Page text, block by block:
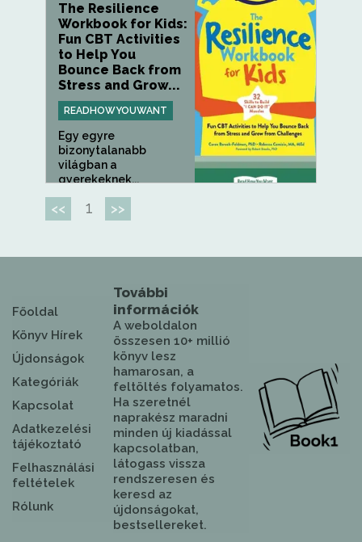
The Resilience
Workbook for Kids:
Fun CBT Activities
to Help You
Bounce Back from
Stress and Grow...
READHOWYOUWANT
Egy egyre
bizonytalanabb
világban a
gyerekeknek...
<< 1 >>
Főoldal
Könyv Hírek
Újdonságok
Kategóriák
Kapcsolat
Adatkezelési
tájékoztató
Felhasználási
feltételek
Rólunk
További
információk
A weboldalon
összesen 10+ millió
könyv lesz
hamarosan, a
feltöltés folyamatos.
Ha szeretnél
naprakész maradni
minden új kiadással
kapcsolatban,
látogass vissza
rendszeresen és
keresd az
újdonságokat,
bestsellereket.